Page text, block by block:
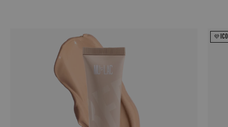
Foundation
Ryan
Fondotinta
Cremoso
💜